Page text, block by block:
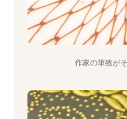
作家の筆致が